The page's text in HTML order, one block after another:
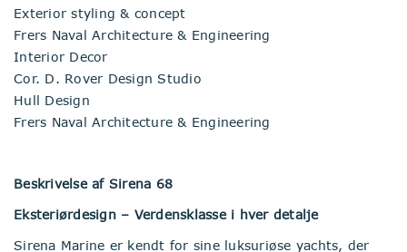
Exterior styling & concept
Frers Naval Architecture & Engineering
Interior Decor
Cor. D. Rover Design Studio
Hull Design
Frers Naval Architecture & Engineering
Beskrivelse af Sirena 68
Eksteriørdesign – Verdensklasse i hver detalje
Sirena Marine er kendt for sine luksuriøse yachts, der